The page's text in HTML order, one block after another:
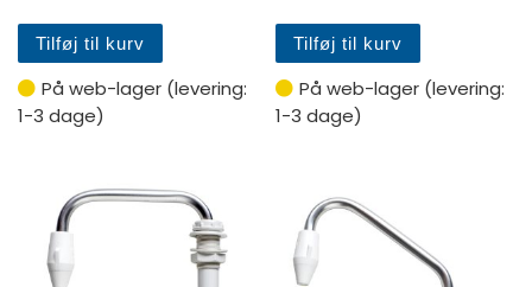
Tilføj til kurv
På web-lager (levering:
1-3 dage)
Tilføj til kurv
På web-lager (levering:
1-3 dage)